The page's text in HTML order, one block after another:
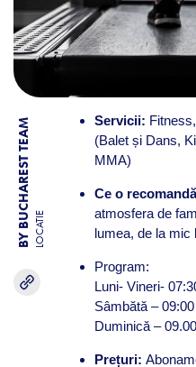
BY BUCHAREST TEAM LOCATIE
Servicii:
(Balet și Dans,
MMA)
Ce o
atmosfera de
lumea, de la mic
Program:
Luni- Vineri-
Sâmbătă –
Duminică –
Prețuri: